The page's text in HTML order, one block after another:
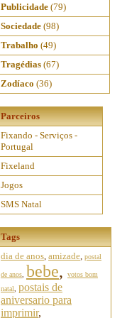
Publicidade (79)
Sociedade (98)
Trabalho (49)
Tragédias (67)
Zodíaco (36)
Parceiros
Fixando - Serviços -
Portugal
Fixeland
Jogos
SMS Natal
Tags
dia de anos, amizade, postal
de anos bebe,
votos bom
natal
postais de
aniversario para
imprimir,